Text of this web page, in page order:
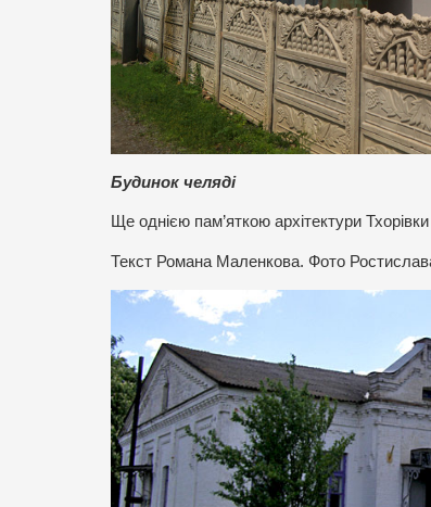
Будинок челяді
Ще однією пам’яткою архітектури
Текст Романа Маленкова. Фото